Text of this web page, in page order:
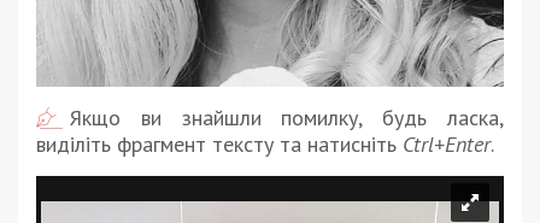
Якщо ви знайшли помилку, будь ласка,
виділіть фрагмент тексту та натисніть Ctrl+Enter.